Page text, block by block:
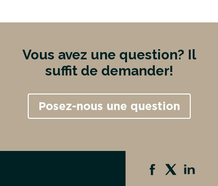
Vous avez une question? Il
suffit de demander!
Posez-nous une question